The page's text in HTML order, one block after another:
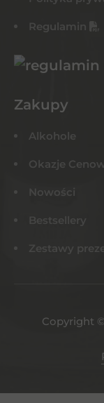
Regulamin
Zakupy
Alkohole
Okazje
Nowości
Bestsellery
Zestawy
Copyright